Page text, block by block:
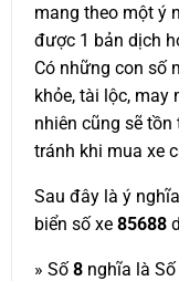
mang theo một ý
được 1 bản dịch
Có những con số
khỏe, tài lộc, may
nhiên cũng sẽ
tránh khi mua xe
Sau đây là ý
biển số xe 85688
» Số8 nghĩa là